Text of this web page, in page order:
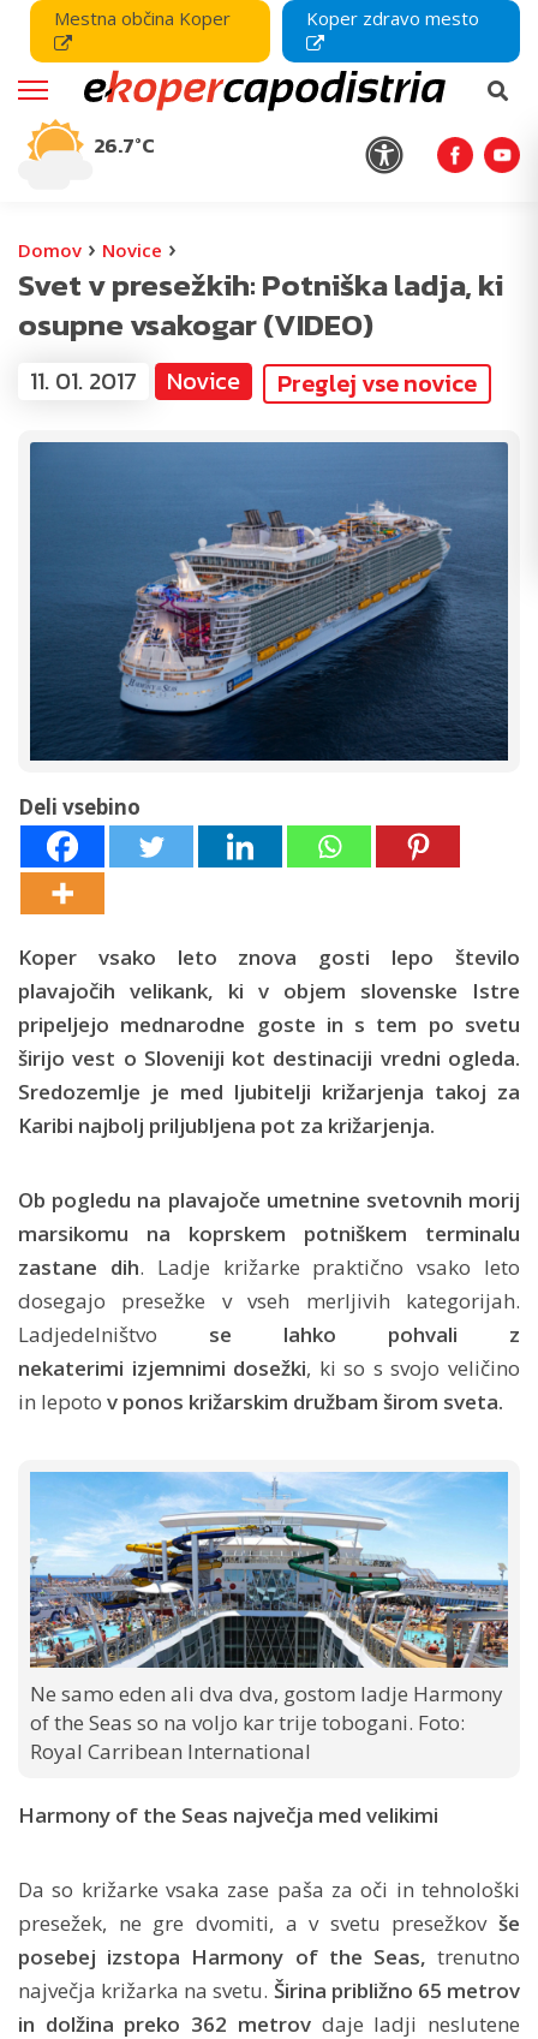
Mestna občina Koper Koper zdravo mesto
26.7°C
Domov › Novice ›
Svet v presežkih: Potniška ladja, ki
osupne vsakogar (VIDEO)
11. 01. 2017 Novice Preglej vse novice
Deli vsebino
Koper vsako leto znova gosti lepo število
plavajočih velikank, ki v objem slovenske Istre
pripeljejo mednarodne goste in s tem po svetu
širijo vest o Sloveniji kot destinaciji vredni ogleda.
Sredozemlje je med ljubitelji križarjenja takoj za
Karibi najbolj priljubljena pot za križarjenja.
Ob pogledu na plavajoče umetnine svetovnih morij
marsikomu na koprskem potniškem terminalu
zastane dih. Ladje križarke praktično vsako leto
dosegajo presežke v vseh merljivih kategorijah.
Ladjedelništvo se lahko pohvali z
nekaterimi izjemnimi dosežki, ki so s svojo veličino
in lepoto v ponos križarskim družbam širom sveta.
Ne samo eden ali dva dva, gostom ladje Harmony
of the Seas so na voljo kar trije tobogani. Foto:
Royal Carribean International
Harmony of the Seas največja med velikimi
Da so križarke vsaka zase paša za oči in tehnološki
presežek, ne gre dvomiti, a v svetu presežkov še
posebej izstopa Harmony of the Seas, trenutno
največja križarka na svetu. Širina približno 65 metrov
in dolžina preko 362 metrovdaje ladji neslutene